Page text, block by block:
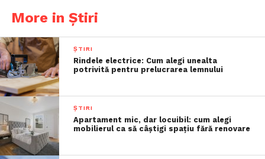
More in Știri
ȘTIRI
Rindele electrice: Cum alegi unealta
potrivită pentru prelucrarea lemnului
ȘTIRI
Apartament mic, dar locuibil: cum alegi
mobilierul ca să câștigi spațiu fără renovare